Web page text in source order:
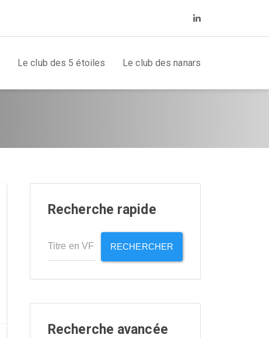
Le club des 5 étoiles Le club des nanars
Recherche rapide
RECHERCHER
Recherche avancée